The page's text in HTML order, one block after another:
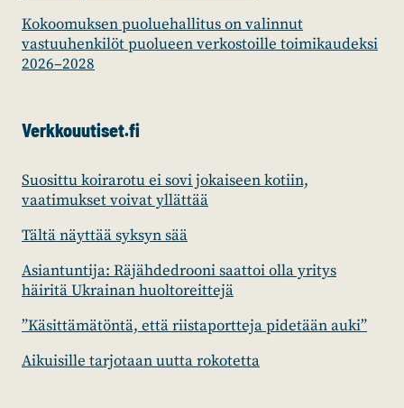
Kokoomuksen puoluehallitus on valinnut
vastuuhenkilöt puolueen verkostoille toimikaudeksi
2026–2028
Verkkouutiset.fi
Suosittu koirarotu ei sovi jokaiseen kotiin,
vaatimukset voivat yllättää
Tältä näyttää syksyn sää
Asiantuntija: Räjähdedrooni saattoi olla yritys
häiritä Ukrainan huoltoreittejä
”Käsittämätöntä, että riistaportteja pidetään auki”
Aikuisille tarjotaan uutta rokotetta